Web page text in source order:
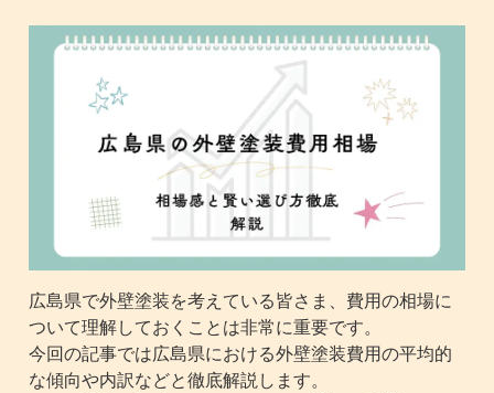
広島県で外壁塗装を考えている皆さま、費用の相場に
ついて理解しておくことは非常に重要です。
今回の記事では広島県における外壁塗装費用の平均的
な傾向や内訳などと徹底解説します。